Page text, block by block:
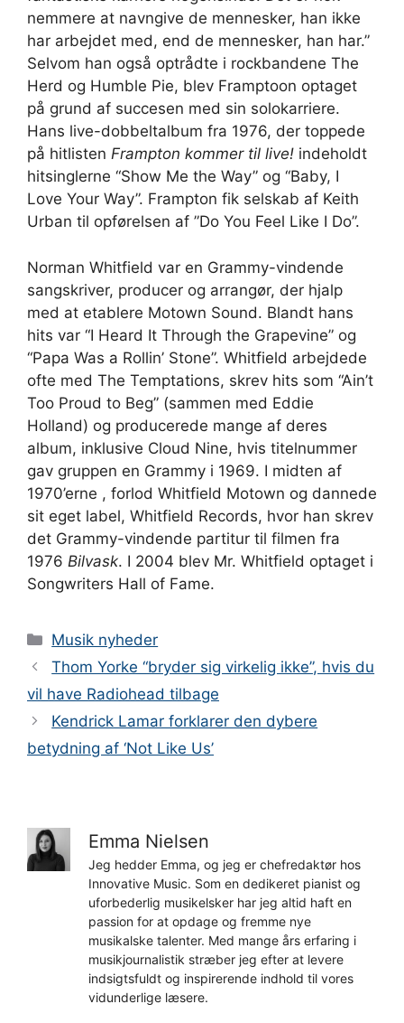
nemmere at navngive de mennesker, han ikke
har arbejdet med, end de mennesker, han har.”
Selvom han også optrådte i rockbandene The
Herd og Humble Pie, blev Framptoon optaget
på grund af succesen med sin solokarriere.
Hans live-dobbeltalbum fra 1976, der toppede
på hitlisten Frampton kommer til live! indeholdt
hitsinglerne “Show Me the Way” og “Baby, I
Love Your Way”. Frampton fik selskab af Keith
Urban til opførelsen af ​​”Do You Feel Like I Do”.
Norman Whitfield var en Grammy-vindende
sangskriver, producer og arrangør, der hjalp
med at etablere Motown Sound. Blandt hans
hits var “I Heard It Through the Grapevine” og
“Papa Was a Rollin’ Stone”. Whitfield arbejdede
ofte med The Temptations, skrev hits som “Ain’t
Too Proud to Beg” (sammen med Eddie
Holland) og producerede mange af deres
album, inklusive Cloud Nine, hvis titelnummer
gav gruppen en Grammy i 1969. I midten af ​​
1970’erne , forlod Whitfield Motown og dannede
sit eget label, Whitfield Records, hvor han skrev
det Grammy-vindende partitur til filmen fra
1976 Bilvask. I 2004 blev Mr. Whitfield optaget i
Songwriters Hall of Fame.
Kategorier
Musik nyheder
Thom Yorke “bryder sig virkelig ikke”, hvis du
vil have Radiohead tilbage
Kendrick Lamar forklarer den dybere
betydning af ‘Not Like Us’
Emma Nielsen
Jeg hedder Emma, og jeg er chefredaktør hos
Innovative Music. Som en dedikeret pianist og
uforbederlig musikelsker har jeg altid haft en
passion for at opdage og fremme nye
musikalske talenter. Med mange års erfaring i
musikjournalistik stræber jeg efter at levere
indsigtsfuldt og inspirerende indhold til vores
vidunderlige læsere.